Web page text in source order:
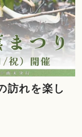
訪れを楽し